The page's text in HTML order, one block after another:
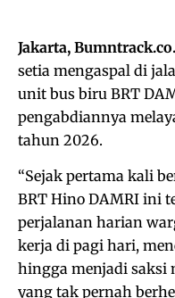
Jakarta,
setia mengaspal di
unit bus biru BRT
pengabdiannya
tahun 2026.
“Sejak pertama kali
BRT Hino DAMRI ini
perjalanan harian
kerja di pagi hari,
hingga menjadi saksi
yang tak pernah